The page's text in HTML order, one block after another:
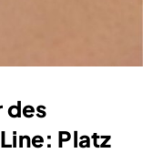
des
Platz